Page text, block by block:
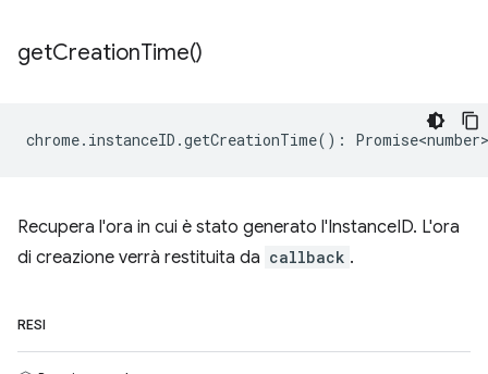
getCreationTime()
chrome. instanceID .getCreationTime() : Promise<number>
Recupera l'ora in cui è stato generato l'InstanceID. L'ora
di creazione verrà restituita da callback .
RESI